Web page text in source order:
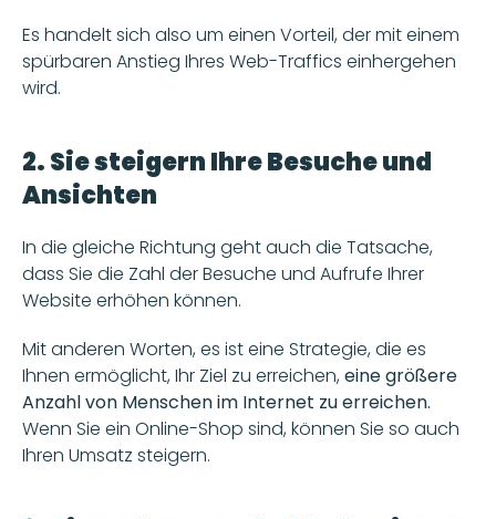
Es handelt sich also um einen Vorteil, der mit einem
spürbaren Anstieg Ihres Web-Traffics einhergehen
wird.
2. Sie steigern Ihre Besuche und
Ansichten
In die gleiche Richtung geht auch die Tatsache,
dass Sie die Zahl der Besuche und Aufrufe Ihrer
Website erhöhen können.
Mit anderen Worten, es ist eine Strategie, die es
Ihnen ermöglicht, Ihr Ziel zu erreichen, eine größere
Anzahl von Menschen im Internet zu erreichen.
Wenn Sie ein Online-Shop sind, können Sie so auch
Ihren Umsatz steigern.